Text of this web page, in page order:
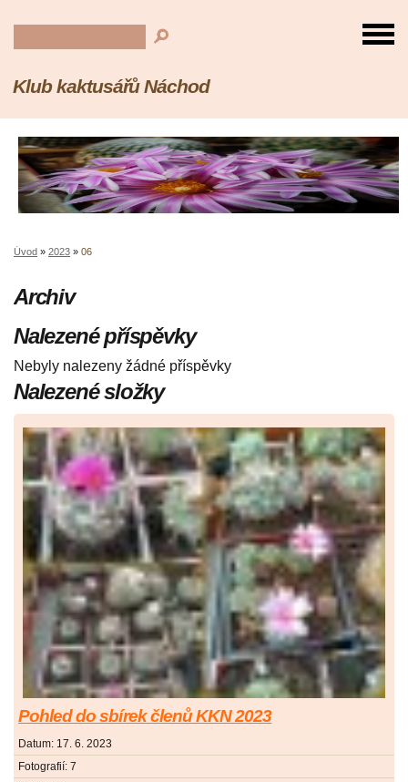
Klub kaktusářů Náchod
Úvod » 2023 » 06
Archiv
Nalezené příspěvky
Nebyly nalezeny žádné příspěvky
Nalezené složky
Pohled do sbírek členů KKN 2023
Datum: 17. 6. 2023
Fotografií: 7